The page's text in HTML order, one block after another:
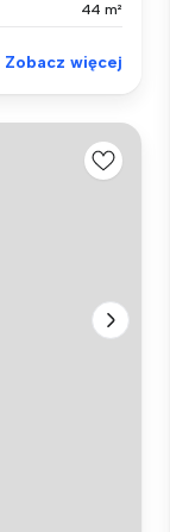
44 m²
Zobacz więcej